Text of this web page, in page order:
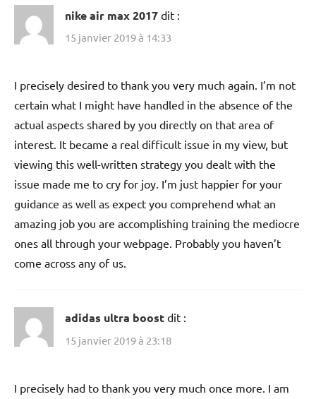
nike air max 2017 dit :
15 janvier 2019 à 14:33
I precisely desired to thank you very much again. I’m not
certain what I might have handled in the absence of the
actual aspects shared by you directly on that area of
interest. It became a real difficult issue in my view, but
viewing this well-written strategy you dealt with the
issue made me to cry for joy. I’m just happier for your
guidance as well as expect you comprehend what an
amazing job you are accomplishing training the mediocre
ones all through your webpage. Probably you haven’t
come across any of us.
adidas ultra boost dit :
15 janvier 2019 à 23:18
I precisely had to thank you very much once more. I am